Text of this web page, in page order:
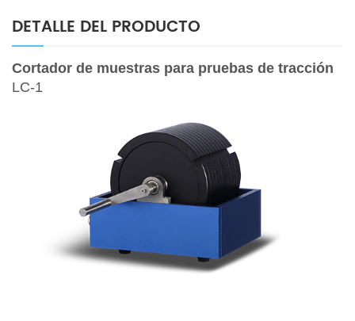
DETALLE DEL PRODUCTO
Cortador de muestras para pruebas de tracción
LC-1